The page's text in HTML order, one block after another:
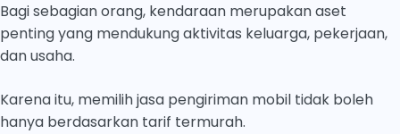
Bagi sebagian orang, kendaraan merupakan aset
penting yang mendukung aktivitas keluarga, pekerjaan,
dan usaha.
Karena itu, memilih jasa pengiriman mobil tidak boleh
hanya berdasarkan tarif termurah.